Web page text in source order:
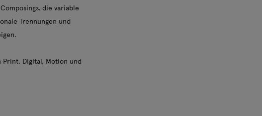
die variable
Trennungen und
Print, Digital, Motion und